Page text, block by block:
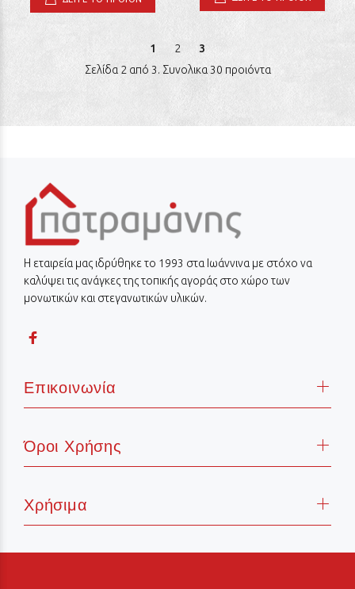
1 2
3
Σελίδα 2 από 3. Συνολικα 30 προιόντα
Η εταιρεία μας ιδρύθηκε το 1993 στα Ιωάννινα με στόχο να
καλύψει τις ανάγκες της τοπικής αγοράς στο χώρο των
μονωτικών και στεγανωτικών υλικών.
Επικοινωνία
Όροι Χρήσης
Χρήσιμα